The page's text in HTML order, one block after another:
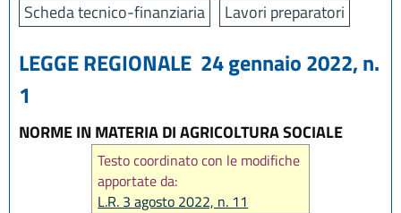
Scheda tecnico-finanziaria
Lavori preparatori
LEGGE REGIONALE 24 gennaio 2022, n.
1
NORME IN MATERIA DI AGRICOLTURA SOCIALE
Testo coordinato con le modifiche
apportate da:
L.R. 3 agosto 2022, n. 11